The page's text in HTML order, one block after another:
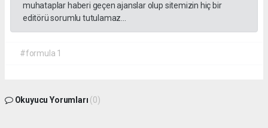
muhataplar haberi geçen ajanslar olup sitemizin hiç bir
editörü sorumlu tutulamaz...
#formula 1
Okuyucu Yorumları (0)